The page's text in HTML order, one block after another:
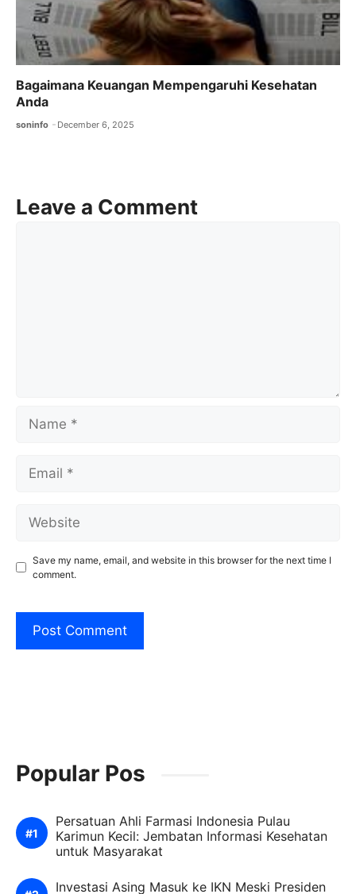
Bagaimana Keuangan Mempengaruhi Kesehatan
Anda
soninfo December 6, 2025
Leave a Comment
Save my name, email, and website in this browser for the next time I
comment.
Popular Pos
Persatuan Ahli Farmasi Indonesia Pulau
Karimun Kecil: Jembatan Informasi Kesehatan
untuk Masyarakat
Investasi Asing Masuk ke IKN Meski Presiden